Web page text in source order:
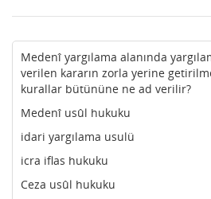
Medenî yargılama alanında
verilen kararın zorla yerine
kurallar bütününe ne ad verilir?
Medenî usûl hukuku
idari yargılama usulü
icra iflas hukuku
Ceza usûl hukuku